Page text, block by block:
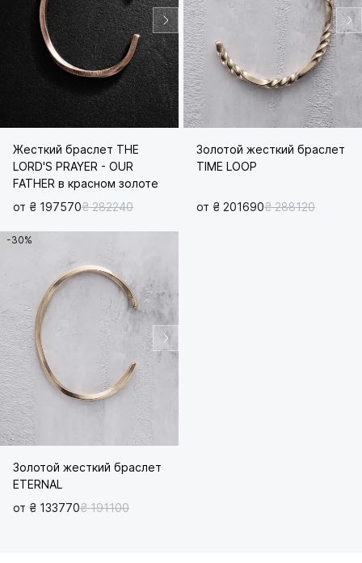
Жесткий браслет THE
LORD'S PRAYER - OUR
FATHER в красном золоте
от ₴ 197570₴ 282240
Золотой жесткий браслет
TIME LOOP
от ₴ 201690₴ 288120
-30%
Золотой жесткий браслет
ETERNAL
от ₴ 133770₴ 191100